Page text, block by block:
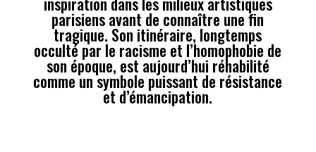
parisiens avant de connaître une fin
tragique. Son itinéraire, longtemps
occulté par le racisme et l’homophobie de
son époque, est aujourd’hui réhabilité
comme un symbole puissant de résistance
et d’émancipation.